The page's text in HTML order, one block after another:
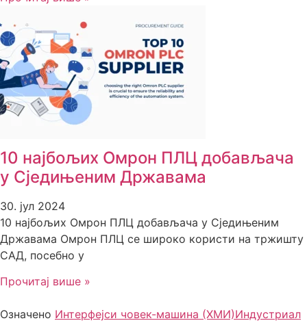
10 најбољих Омрон ПЛЦ добављача
у Сједињеним Државама
30. јул 2024
10 најбољих Омрон ПЛЦ добављача у Сједињеним
Државама Омрон ПЛЦ се широко користи на тржишту
САД, посебно у
Прочитај више »
Означено Интерфејси човек-машина (ХМИ)Индустриал